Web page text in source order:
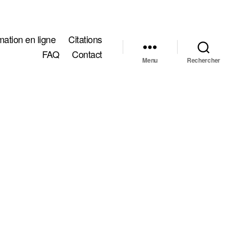
en ligne
Citations
FAQ
Contact Menu Rechercher